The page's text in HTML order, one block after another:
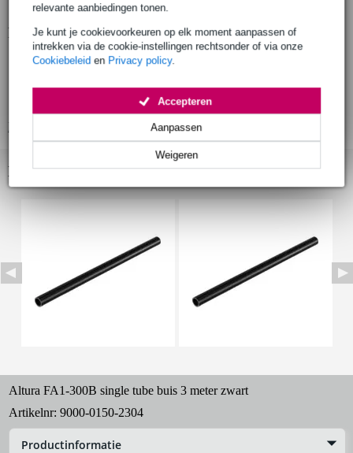
relevante aanbiedingen tonen.
Je kunt je cookievoorkeuren op elk moment aanpassen of
intrekken via de cookie-instellingen rechtsonder of via onze
Cookiebeleid en Privacy policy.
Weigeren
Aanpassen
Accepteren
Productinformatie
geproduceerd in Europa volgens strenge eisen
afgewerkt met hoogwaardige zwarte RAL poedercoating
Bekijk alle productspecificaties
Bekijk ook eens (5)
Altura FA1-300B single tube buis 3 meter zwart
Artikelnr: 9000-0150-2304
Productinformatie